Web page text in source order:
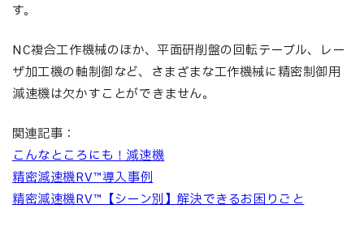
す。
NC複合工作機械のほか、平面研削盤の回転テーブル、レー
ザ加工機の軸制御など、さまざまな工作機械に精密制御用
減速機は欠かすことができません。
関連記事：
こんなところにも！減速機
精密減速機RV™導入事例
精密減速機RV™【シーン別】解決できるお困りごと